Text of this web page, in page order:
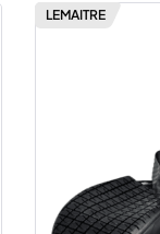
LEMAITRE